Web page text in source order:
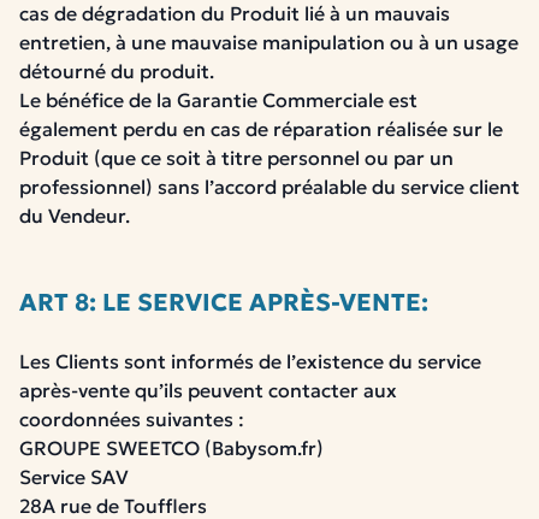
cas de dégradation du Produit lié à un mauvais
entretien, à une mauvaise manipulation ou à un usage
détourné du produit.
Le bénéfice de la Garantie Commerciale est
également perdu en cas de réparation réalisée sur le
Produit (que ce soit à titre personnel ou par un
professionnel) sans l’accord préalable du service client
du Vendeur.
ART 8: LE SERVICE APRÈS-VENTE:
Les Clients sont informés de l’existence du service
après-vente qu’ils peuvent contacter aux
coordonnées suivantes :
GROUPE SWEETCO (Babysom.fr)
Service SAV
28A rue de Toufflers